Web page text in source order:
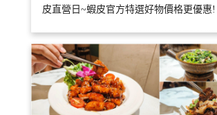
皮直營日~蝦皮官方特選好物價格更優惠!